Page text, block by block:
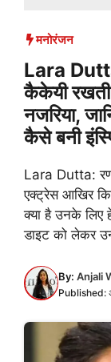
मनोरंजन
Lara
कैकेयी
नजरिया,
कैसे बनी
Lara Dutta:
एक्ट्रेस आखिर
क्या है उनके लिए
डाइट को लेकर
By: Anjali
Published: